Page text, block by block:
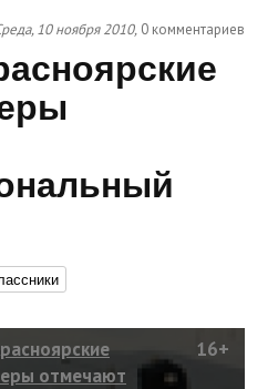
10 ноября 2010, 0 комментариев
отмечают
16+